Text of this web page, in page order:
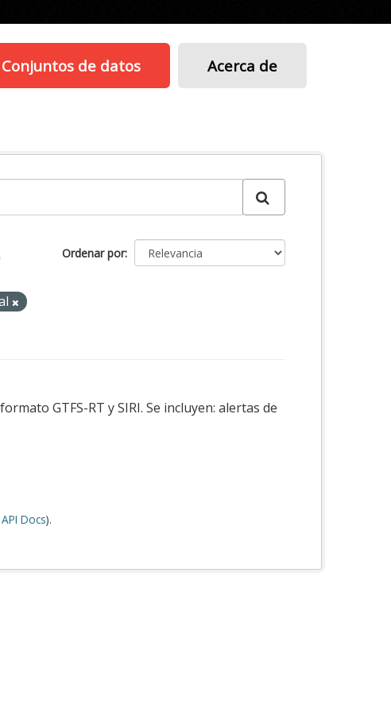
Conjuntos de datos Acerca de
Ordenar por
GTFS-RT y SIRI. Se incluyen: alertas de
API Docs).